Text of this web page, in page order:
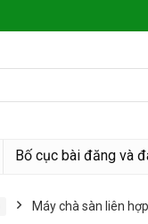
Bố cục bài đăng và
Máy chà sàn liên